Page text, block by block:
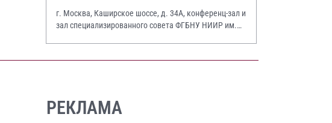
г. Москва, Каширское шоссе, д. 34А, конференц-зал и
зал специализированного совета ФГБНУ НИИР им.
РЕКЛАМА